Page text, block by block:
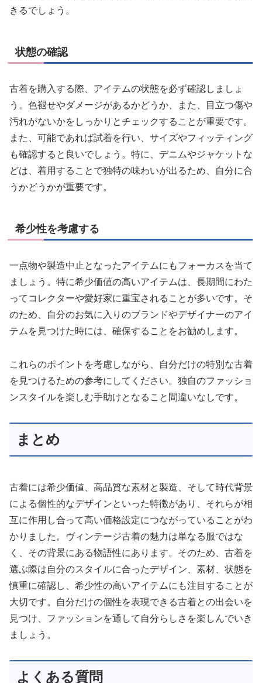
きるでしょう。
状態の確認
古着を購入する際、アイテムの状態を必ず確認しましょ
う。色褪せやダメージがあるかどうか、また、目立つ傷や
汚れがないかをしっかりとチェックすることが重要です。
また、可能であれば試着を行い、サイズやフィッティング
も確認すると良いでしょう。特に、デニムやジャケットな
どは、着用することで独特の味わいが出るため、自分に合
うかどうかが重要です。
希少性を考慮する
一点物や製造中止となったアイテムにもフォーカスを当て
ましょう。特に希少価値の高いアイテムは、長期間にわた
ってコレクターや愛好家に重宝されることが多いです。そ
のため、自分のお気に入りのブランドやデザイナーのアイ
テムを見つけた時には、確保することをお勧めします。
これらのポイントを考慮しながら、自分だけの特別な古着
を見つけるための参考にしてください。独自のファッショ
ンスタイルを楽しむ手助けとなること間違いなしです。
まとめ
古着には希少価値、高品質な素材と製造、そして時代背景
による個性的なデザインといった特徴があり、それらが相
互に作用し合って高い価格設定につながっていることがわ
かりました。ヴィンテージ古着の魅力は単なる服ではな
く、その背景にある物語性にあります。そのため、古着を
選ぶ際は自分のスタイルに合ったデザイン、素材、状態を
慎重に確認し、希少性の高いアイテムにも注目することが
大切です。自分だけの個性を表現できる古着との出会いを
見つけ、ファッションを通して自分らしさを楽しんでいき
ましょう。
よくある質問